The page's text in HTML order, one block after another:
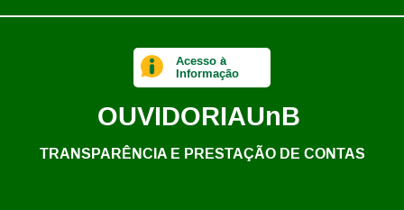
Acesso à
Informação
OUVIDORIAUnB
TRANSPARÊNCIA E PRESTAÇÃO DE CONTAS